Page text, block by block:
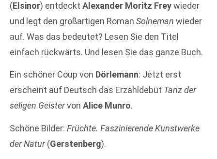
(Elsinor) entdeckt Alexander Moritz Freywieder
und legt den großartigen Roman Solneman wieder
auf. Was das bedeutet? Lesen Sie den Titel
einfach rückwärts. Und lesen Sie das ganze Buch.
Ein schöner Coup von Dörlemann: Jetzt erst
erscheint auf Deutsch das Erzähldebüt Tanz der
seligen Geistervon Alice Munro.
Schöne Bilder: Früchte. Faszinierende Kunstwerke
der Natur(Gerstenberg).